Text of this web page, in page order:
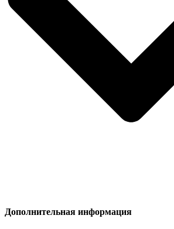
Дополнительная информация